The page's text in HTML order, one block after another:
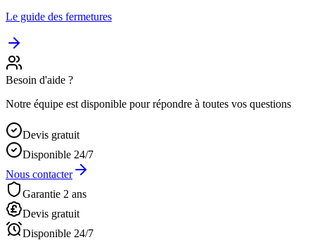
Le guide des fermetures
Besoin d'aide ?
Notre équipe est disponible pour répondre à toutes vos questions
Devis gratuit
Disponible 24/7
Nous contacter
Garantie 2 ans
Devis gratuit
Disponible 24/7